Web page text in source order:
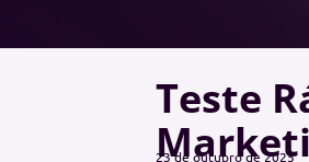
Teste
23 de outubro de 2025